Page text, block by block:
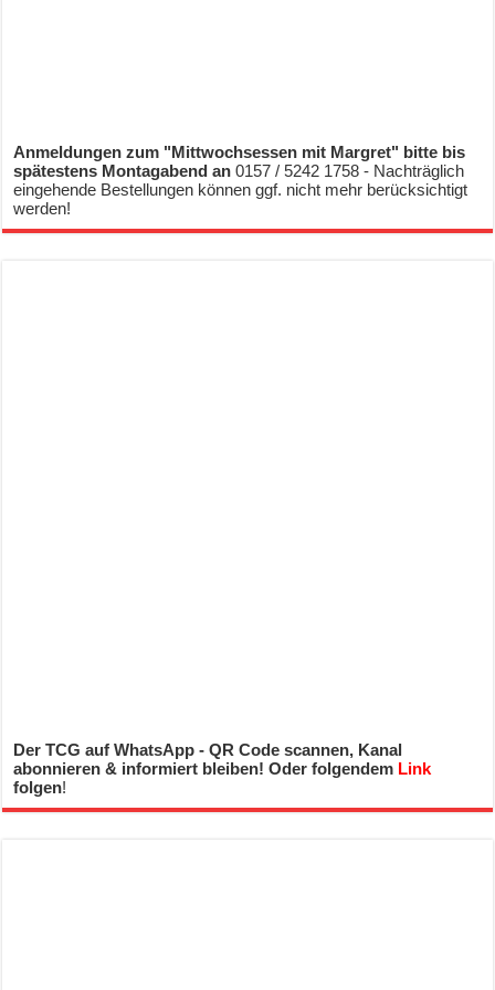
Anmeldungen zum "Mittwochsessen mit Margret" bitte bis
spätestens Montagabend an0157 / 5242 1758 - Nachträglich
eingehende Bestellungen können ggf. nicht mehr berücksichtigt
werden!
Der TCG auf WhatsApp - QR Code scannen, Kanal
abonnieren & informiert bleiben! Oder folgendem Link
folgen!